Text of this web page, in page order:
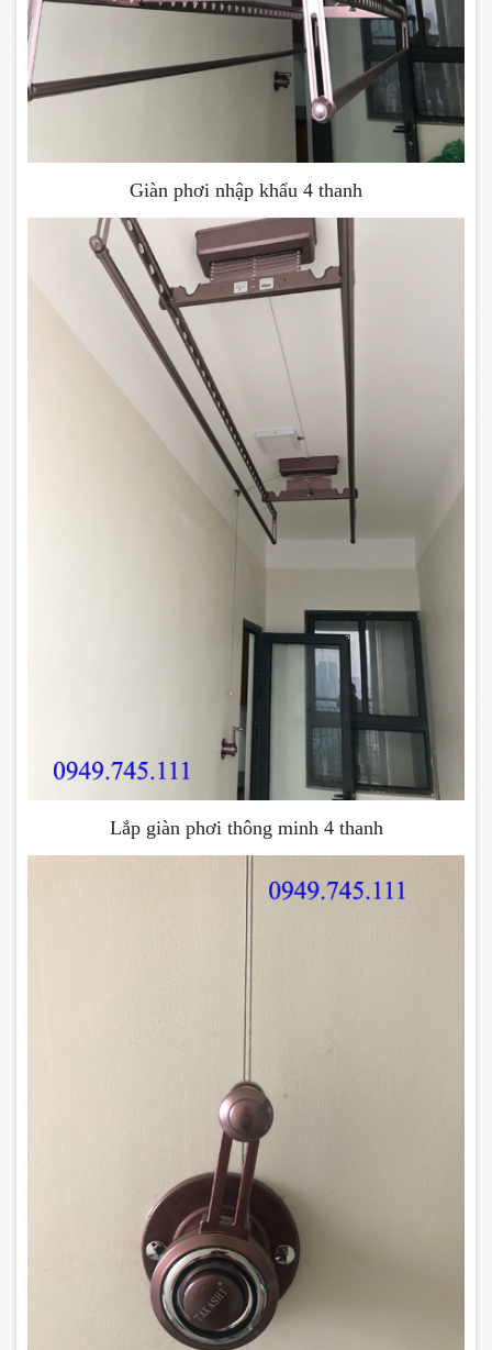
Giàn phơi nhập khẩu 4 thanh
Lắp giàn phơi thông minh 4 thanh